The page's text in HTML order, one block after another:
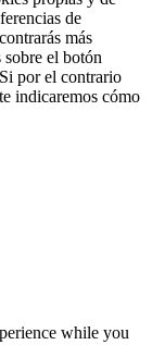
de
más
el botón
por el contrario
indicaremos cómo
while you